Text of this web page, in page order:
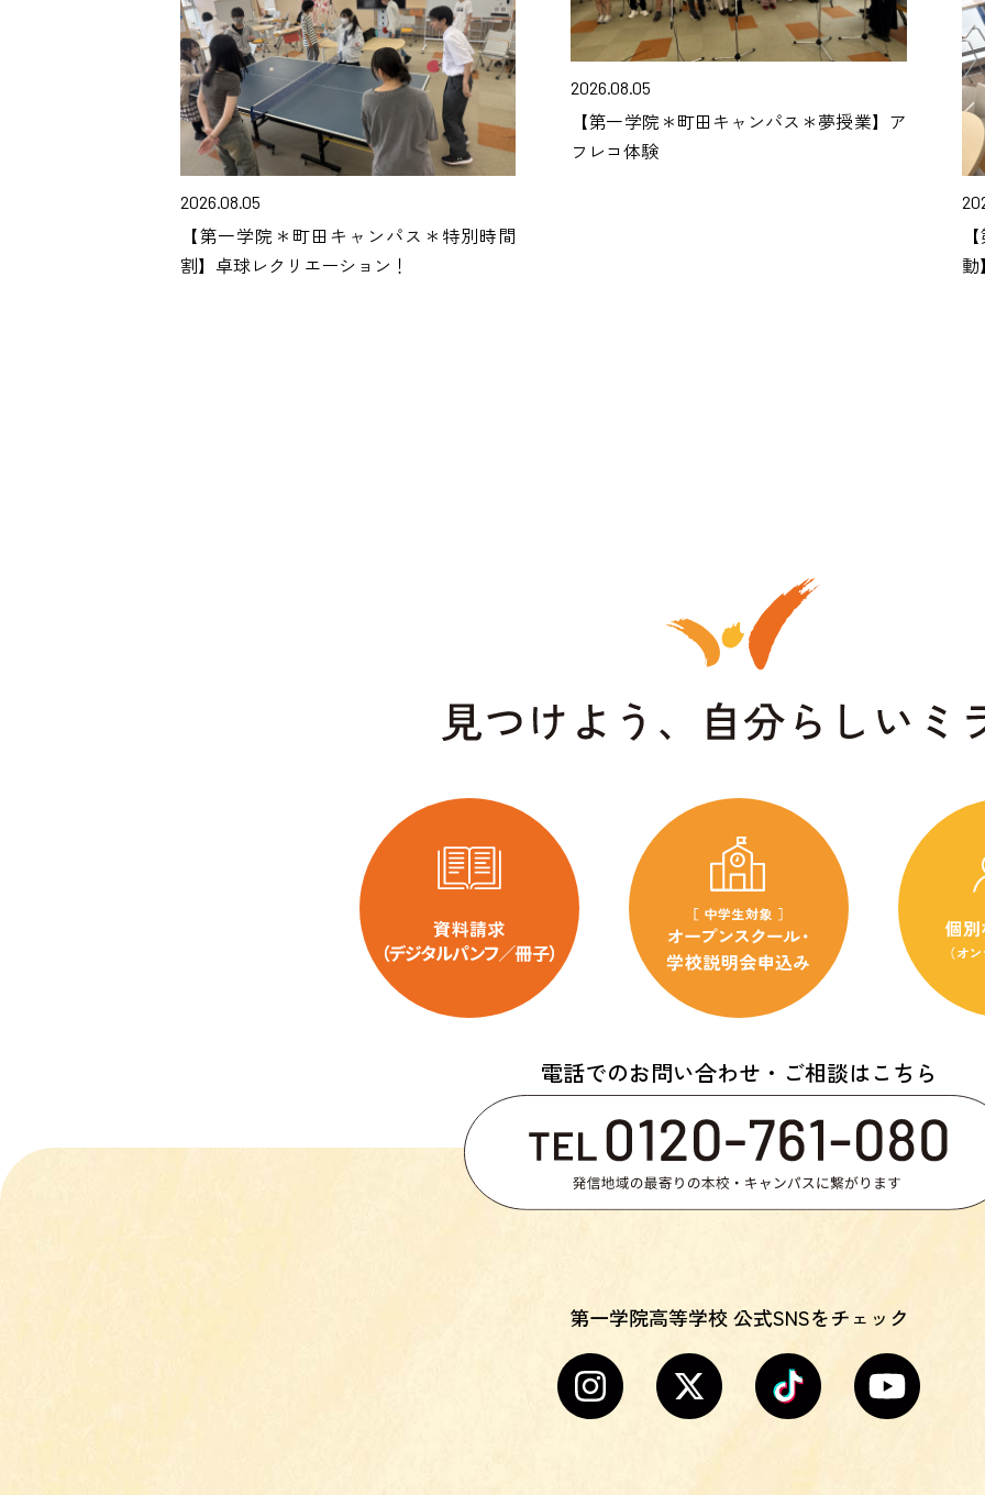
2026.08.05
【第一学院＊町田キャンパス＊特別時間
割】卓球レクリエーション！
2026.08.05
【第一学院＊町田キャンパス＊夢授業】ア
フレコ体験
動
電話でのお問い合わせ・ご相談はこちら
第一学院高等学校 公式SNSをチェック